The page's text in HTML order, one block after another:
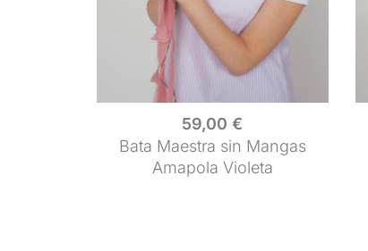
59,00€
Bata Maestra sin Mangas
Amapola Violeta